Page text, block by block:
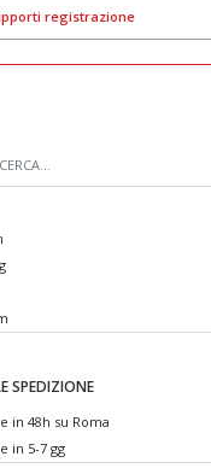
registrazione
SPEDIZIONE
in 48h su Roma
in 5-7 gg